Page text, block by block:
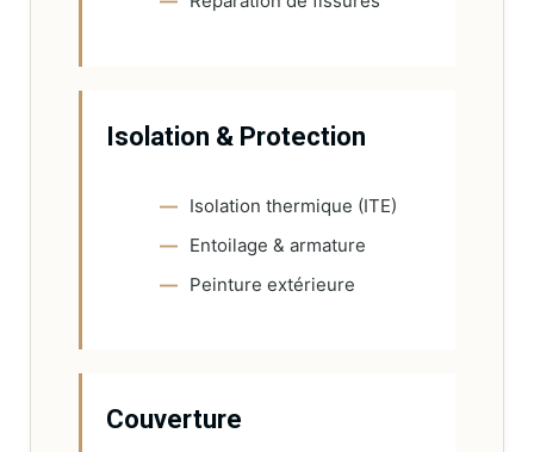
Isolation & Protection
Isolation thermique (ITE)
Entoilage & armature
Peinture extérieure
Couverture